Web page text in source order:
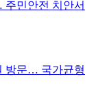
민안전 치안서
방문… 국가균형